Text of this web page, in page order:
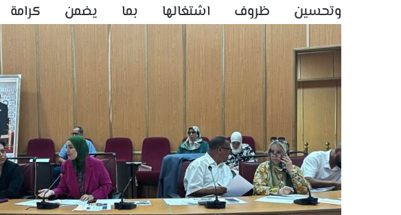
وتحسين ظروف اشتغالها بما يضمن كرامة